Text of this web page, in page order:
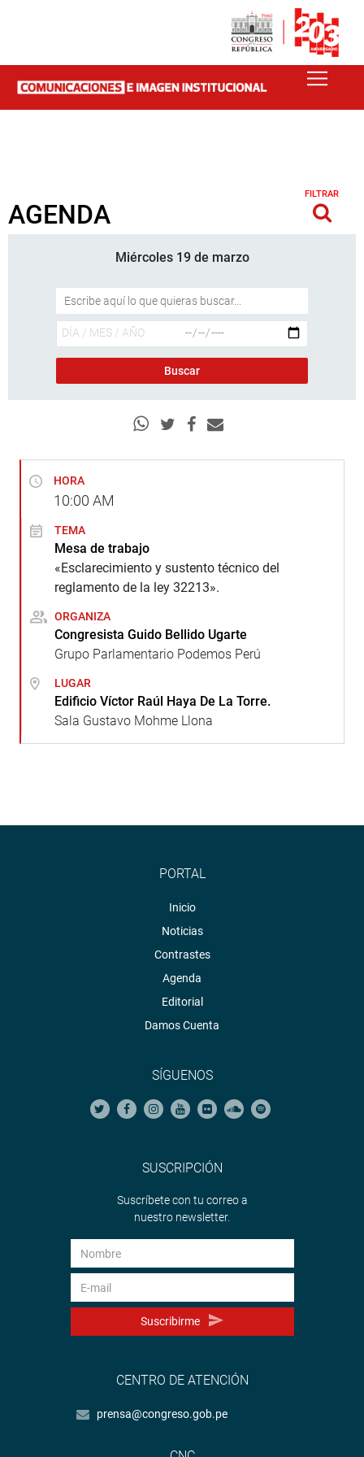
AGENDA
FILTRAR
Miércoles 19 de marzo
HORA
10:00 AM
TEMA
Mesa de trabajo
«Esclarecimiento y sustento técnico del
reglamento de la ley 32213».
ORGANIZA
Congresista Guido Bellido Ugarte
Grupo Parlamentario Podemos Perú
LUGAR
Edificio Víctor Raúl Haya De La Torre.
Sala Gustavo Mohme Llona
PORTAL
Inicio
Noticias
Contrastes
Agenda
Editorial
Damos Cuenta
SÍGUENOS
SUSCRIPCIÓN
Suscríbete con tu correo a
nuestro newsletter.
Suscribirme
CENTRO DE ATENCIÓN
prensa@congreso.gob.pe